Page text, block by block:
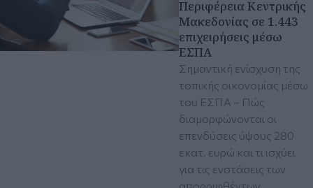
Περιφέρεια Κεντρικής
Μακεδονίας σε 1.443
επιχειρήσεις μέσω
ΕΣΠΑ
Σημαντική ενίσχυση της
τοπικής οικονομίας μέσω
του ΕΣΠΑ – Πώς
διαμορφώνονται οι
επενδύσεις ύψους 280
εκατ. ευρώ και τι ισχύει
για τις ενστάσεις των